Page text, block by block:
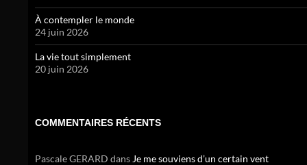
À contempler le monde
24 juin 2026
La vie tout simplement
20 juin 2026
COMMENTAIRES RÉCENTS
Pascale GERARD dans Je me souviens d’un certain vent